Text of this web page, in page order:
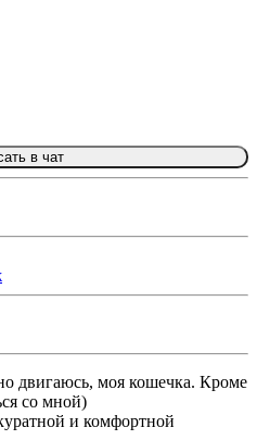
в чат
двигаюсь, моя кошечка. Кроме
со мной)
и комфортной